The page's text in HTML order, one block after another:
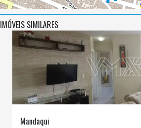
IMÓVEIS SIMILARES
Mandaqui